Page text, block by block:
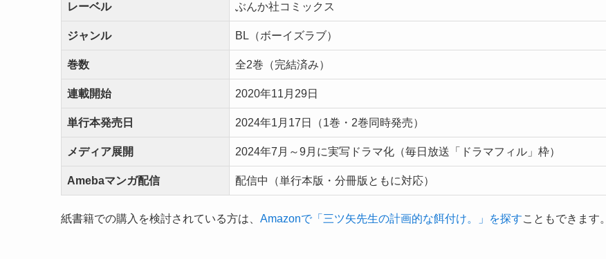
レーベル ぶんか社コミックス
ジャンル BL（ボーイズラブ）
巻数 全2巻（完結済み）
連載開始 2020年11月29日
単行本発売日 2024年1月17日（1巻・2巻同時発売）
メディア展開 2024年7月～9月に実写ドラマ化（毎日放送「ドラマフィル」枠）
Amebaマンガ配信 配信中（単行本版・分冊版ともに対応）
紙書籍での購入を検討されている方は、 Amazonで「三ツ矢先生の計画的な餌付け。」を探すこともできます。